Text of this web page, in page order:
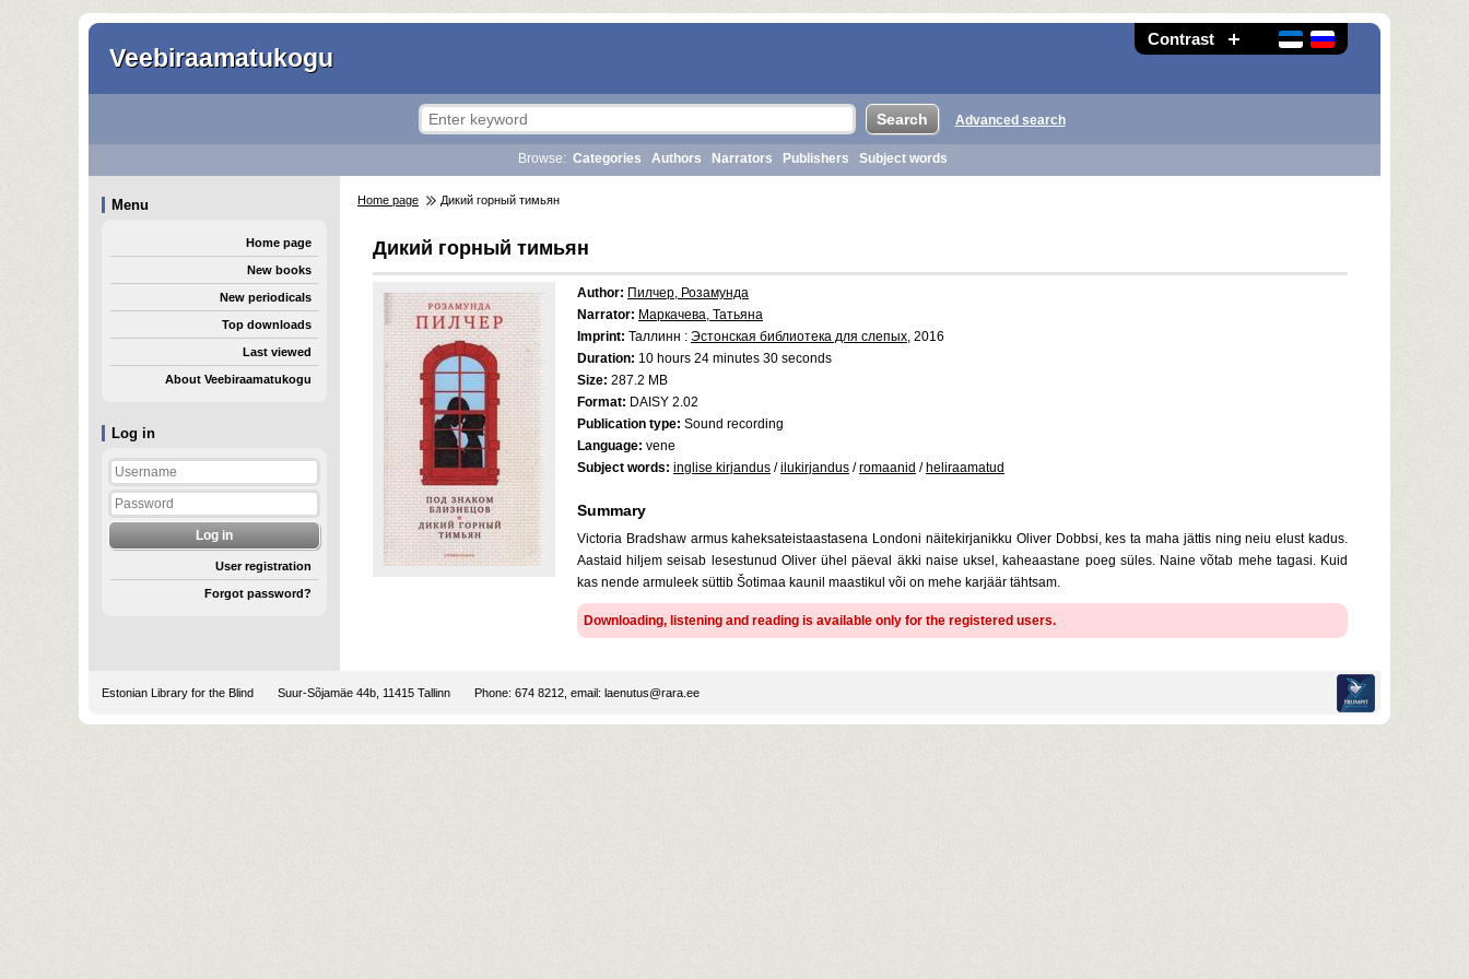
Contrast
Veebiraamatukogu
Log in
User registration
Forgot password?
Advanced search
Browse: Categories Authors Narrators Publishers Subject words
Menu
Home page
New books
New periodicals
Top downloads
Last viewed
About Veebiraamatukogu
Home page Дикий горный тимьян
Дикий горный тимьян
Author: Пилчер, Розамунда
Narrator: Маркачева, Татьяна
Imprint: Таллинн : Эстонская библиотека для слепых, 2016
Duration: 10 hours 24 minutes 30 seconds
Size: 287.2 MB
Format: DAISY 2.02
Publication type: Sound recording
Language: vene
Subject words: inglise kirjandus /ilukirjandus /romaanid / heliraamatud
Summary
Victoria Bradshaw armus kaheksateistaastasena Londoni näitekirjanikku Oliver Dobbsi, kes ta maha jättis ning neiu elust kadus.
Aastaid hiljem seisab lesestunud Oliver ühel päeval äkki naise uksel, kaheaastane poeg süles. Naine võtab mehe tagasi. Kuid
kas nende armuleek süttib Šotimaa kaunil maastikul või on mehe karjäär tähtsam.
Downloading, listening and reading is available only for the registered users.
Estonian Library for the Blind Suur-Sõjamäe 44b, 11415 Tallinn Phone: 674 8212, email: laenutus@rara.ee